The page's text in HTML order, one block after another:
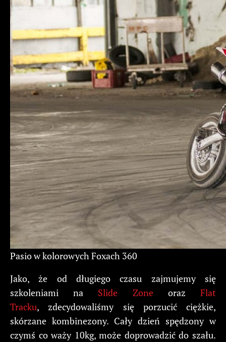
Pasio w kolorowych Foxach 360
Jako, że od długiego czasu zajmujemy się
szkoleniami na Slide ZoneorazFlat
Tracku, zdecydowaliśmy się porzucić ciężkie,
skórzane kombinezony. Cały dzień spędzony w
czymś co waży 10kg, może doprowadzić do szału.